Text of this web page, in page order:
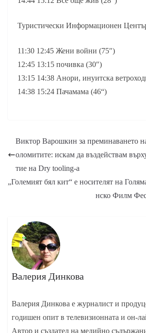
Туристически Информационен
11:30 12:45 Жени войни (75″)
12:45 13:15 почивка (30″)
13:15 14:38 Анори, инуитска
14:38 15:24 Пачамама (46“)
Виктор Варошкин за преминаването
оломитите: искам да въздействам
тие на Dry tooling-а
„Големият бял кит“ е носителят на
нско Филм
Валерия Динкова
Валерия Динкова е журналист и
годишен опит в телевизионната и он-
Автор и създател на медийно